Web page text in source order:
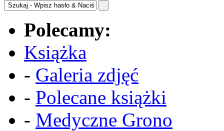
Polecamy:
Książka
- Galeria zdjęć
- Polecane książki
- Medyczne Grono